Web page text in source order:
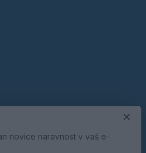
×
novice naravnost v vaš e-